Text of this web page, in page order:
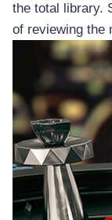
the total library.
of reviewing the